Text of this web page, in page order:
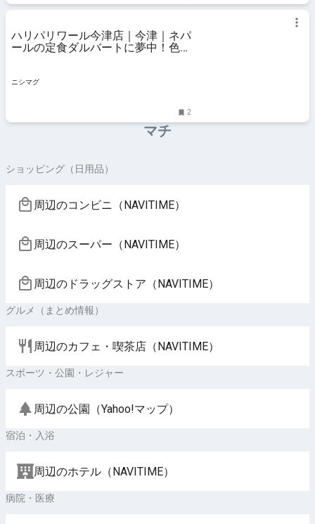
ハリパリワール今津店｜今津｜ネパ
ールの定食ダルバートに夢中！色鮮
ニシマグ
2
マチ
ショッピング（日用品）
周辺のコンビニ（NAVITIME）
周辺のスーパー（NAVITIME）
周辺のドラッグストア（NAVITIME）
グルメ（まとめ情報）
周辺のカフェ・喫茶店（NAVITIME）
スポーツ・公園・レジャー
周辺の公園（Yahoo!マップ）
宿泊・入浴
周辺のホテル（NAVITIME）
病院・医療